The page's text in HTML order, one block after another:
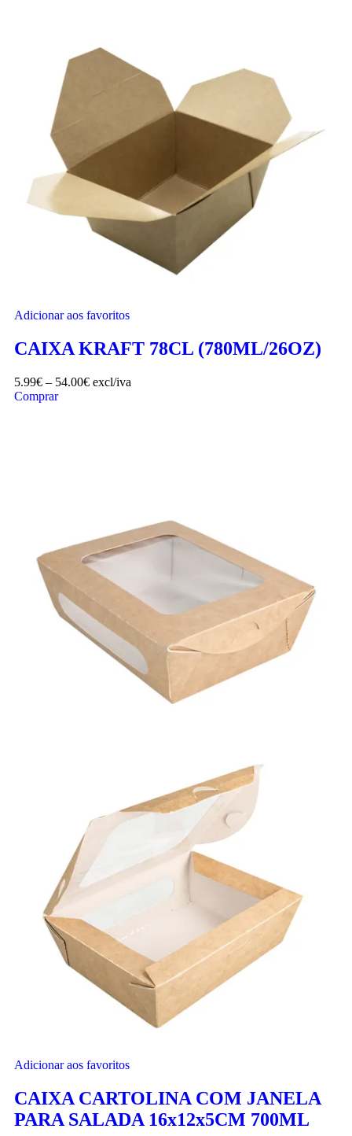
Adicionar aos favoritos
CAIXA KRAFT 78CL (780ML/26OZ)
5.99€ – 54.00€ excl/iva
Comprar
Adicionar aos favoritos
CAIXA CARTOLINA COM JANELA
PARA SALADA 16x12x5CM 700ML